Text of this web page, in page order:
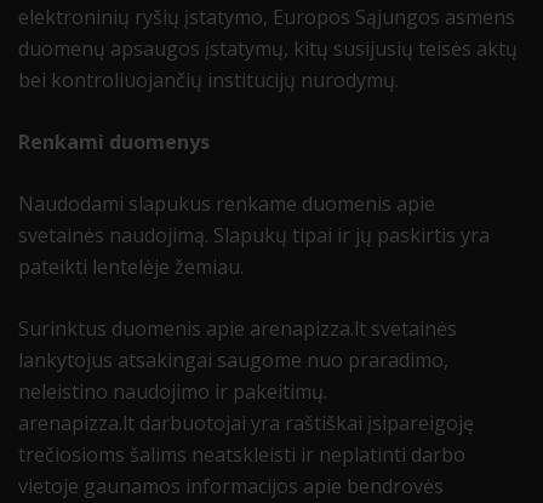
elektroninių ryšių įstatymo, Europos Sąjungos asmens
duomenų apsaugos įstatymų, kitų susijusių teisės aktų
bei kontroliuojančių institucijų nurodymų.
Renkami duomenys
Naudodami slapukus renkame duomenis apie
svetainės naudojimą. Slapukų tipai ir jų paskirtis yra
pateikti lentelėje žemiau.
Surinktus duomenis apie arenapizza.lt svetainės
lankytojus atsakingai saugome nuo praradimo,
neleistino naudojimo ir pakeitimų.
arenapizza.lt darbuotojai yra raštiškai įsipareigoję
trečiosioms šalims neatskleisti ir neplatinti darbo
vietoje gaunamos informacijos apie bendrovės